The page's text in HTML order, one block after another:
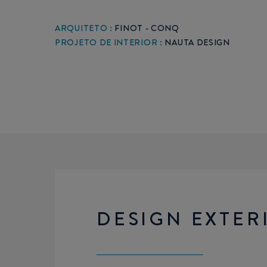
ARQUITETO : FINOT - CONQ
PROJETO DE INTERIOR : NAUTA DESIGN
DESIGN